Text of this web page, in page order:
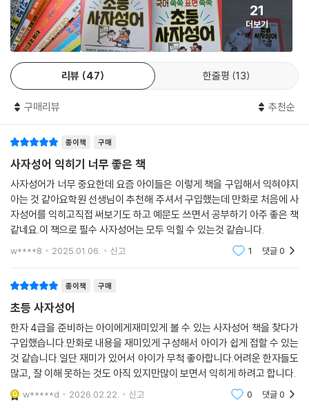
『국어 쑥쑥 표현 쑥쑥 초등 사자성어』는 오늘날 국어 교육과정을 반영하여
초등학생들이 반드시 알아야 하는 55구절을 선별하였습니다. ‘말의 중요
성’, ‘인간관계’, ‘노력과 성공’, ‘역경과 지혜’ 등 아이의 인생에 있어서 중요
한 네 가지 주제를 다루고 있습니다.
각하다’라는 구절에는 다른 사람의 처지나 입장을 바꿔 생각해봄으로써 상
다고 말합니다. 나 자신만이 아니라 타인의 삶 또한 존중하는 인생을 살아
야 한다는 태도를 배울 수 있습니다. 4장의 ‘역경과 지혜 편’의 ‘고진감래
(苦盡甘來)’라는 구절은 인생의 쓴맛을 겪더라도 이것이 다하면 좋은 일
이나 큰 보람을 얻을 수 있다는 뜻입니다. 이를 통해 힘든 일을 겪더라도 희
망을 갖고 용기를 내야 함을 깨달을 수 있습니다.
이러한 구절은 나 자신에게도 이로울 뿐만 아니라, 다른 사람에게 자신의
력을 높일 수 있고, 격조 있는 표현이 가능하게 합니다. 말하기와 글쓰기 실
력을 키워야 하는 골든타임의 시기, 초등학생 아이들이 사자성어를 반드시
공부해야 이유입니다.
하루 30분, 따라 읽고 따라 쓰며 따라 실천하는
1일 1구절 2달 완성 프로젝트 ‘고전 학습만화 쑥쑥 시리즈’
21
더보기
리뷰 47 한줄평 13
구매리뷰 추천순
종이책 구매
사자성어 익히기 너무 좋은 책
사자성어가 너무 중요한데 요즘 아이들은 이렇게 책을 구입해서 익혀야지
아는 것 같아요학원 선생님이 추천해 주셔서 구입했는데 만화로 처음에 사
자성어를 익히고직접 써보기도 하고 예문도 쓰면서 공부하기 아주 좋은 책
같네요.이 책으로 필수 사자성어는 모두 익힐 수 있는것 같습니다.
w****8 2025.01.06. 신고 1 댓글0
종이책 구매
초등 사자성어
한자 4급을 준비하는 아이에게재미있게 볼 수 있는 사자성어 책을 찾다가
구입했습니다.만화로 내용을 재미있게 구성해서 아이가 쉽게 접할 수 있는
것 같습니다.일단 재미가 있어서 아이가 무척 좋아합니다.어려운 한자들도
많고, 잘 이해 못하는 것도 아직 있지만많이 보면서 익히게 하려고 합니다.
w*****d 2026.02.22. 신고 0 댓글0